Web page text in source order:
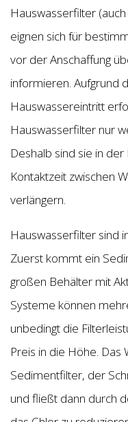
Hauswasserfilter
eignen sich für
vor der Anschaffung
informieren. Aufgrund
Hauswassereintritt
Hauswasserfilter nur
Deshalb sind sie in
Kontaktzeit zwischen
verlängern.
Hauswasserfilter sind
Zuerst kommt ein
großen Behälter mit
Systeme können
unbedingt die
Preis in die Höhe. Das
Sedimentfilter, der
und fließt dann durch